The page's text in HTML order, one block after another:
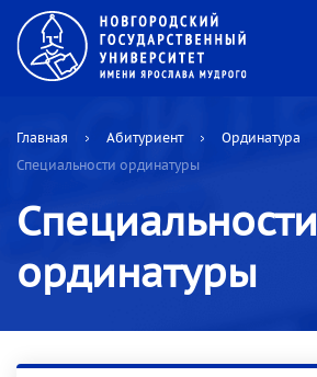
Главная Абитуриент
Ординатура
Специальности ординатуры
Специальности
ординатуры